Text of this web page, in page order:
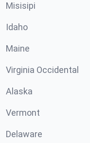
Misisipi
Idaho
Maine
Virginia Occidental
Alaska
Vermont
Delaware